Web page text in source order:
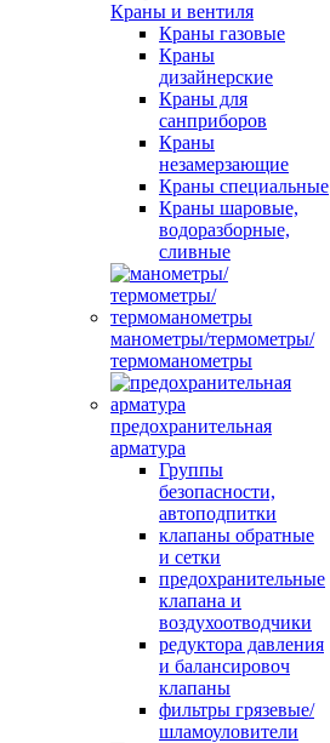
Краны и вентиля
Краны газовые
Краны
дизайнерские
Краны для
санприборов
Краны
незамерзающие
Краны специальные
Краны шаровые,
водоразборные,
сливные
манометры/термометры/
термоманометры
предохранительная
арматура
Группы
безопасности,
автоподпитки
клапаны обратные
и сетки
предохранительные
клапана и
воздухоотводчики
редуктора давления
и балансировоч
клапаны
фильтры грязевые/
шламоуловители